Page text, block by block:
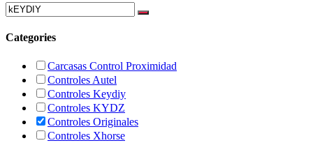
Categories
Carcasas Control Proximidad
Controles Autel
Controles Keydiy
Controles KYDZ
Controles Originales
Controles Xhorse